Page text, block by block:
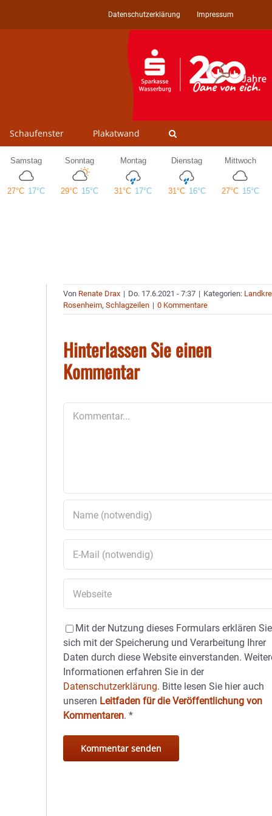
Datenschutzerklärung Impressum
Schaufenster Plakatwand
Von Renate Drax | Do. 17.6.2021 - 7:37 | Kategorien:
Rosenheim,Schlagzeilen | 0 Kommentare
Hinterlassen Sie einen
Kommentar
Mit der Nutzung dieses Formulars erklären Sie
sich mit der Speicherung und Verarbeitung Ihrer
Daten durch diese Website einverstanden.
Informationen erfahren Sie in der
Datenschutzerklärung. Bitte lesen Sie hier auch
unseren Leitfaden für die Veröffentlichung von
Kommentaren.*